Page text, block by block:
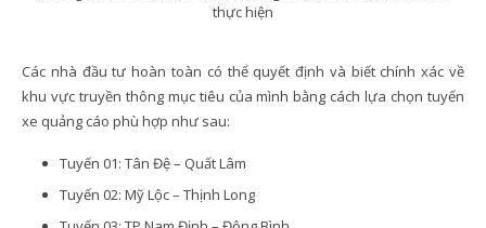
thực hiện
Các nhà đầu tư hoàn toàn có thể quyết định và biết chính xác về
khu vực truyền thông mục tiêu của mình bằng cách lựa chọn tuyến
xe quảng cáo phù hợp như sau:
Tuyến 01: Tân Đệ – Quất Lâm
Tuyến 02: Mỹ Lộc – Thịnh Long